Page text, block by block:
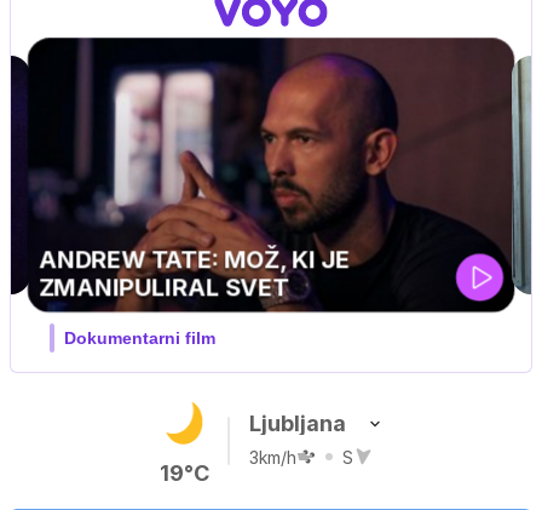
pustolovski
19°C
Ljubljana
3km/h S